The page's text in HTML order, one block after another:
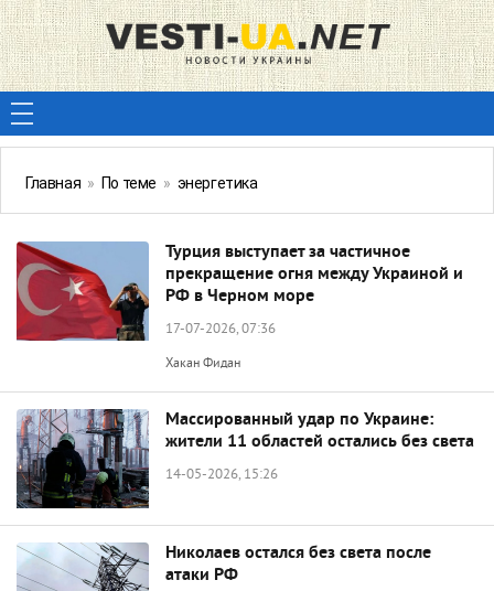
Главная » По теме » энергетика
Турция выступает за частичное
прекращение огня между Украиной и
РФ в Черном море
17-07-2026, 07:36
Хакан Фидан
Массированный удар по Украине:
жители 11 областей остались без света
14-05-2026, 15:26
Николаев остался без света после
атаки РФ